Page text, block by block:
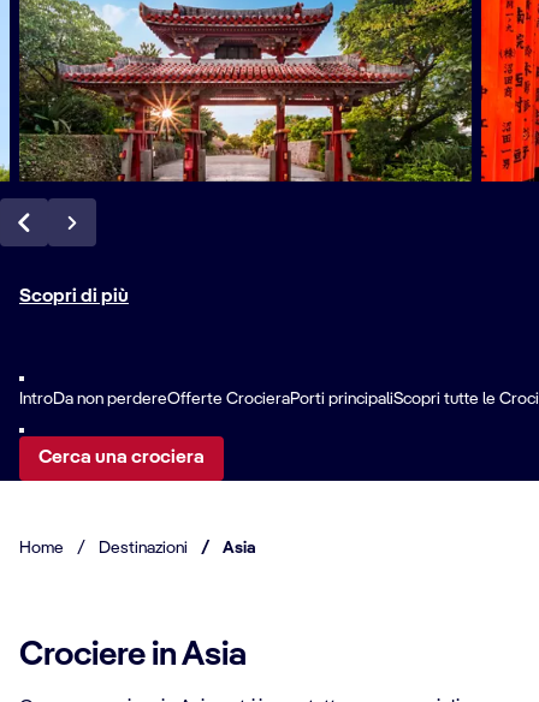
Scopri di più
IntroDa non perdereOfferte CrocieraPorti principaliScopri tutte le
Cerca una crociera
Home / Destinazioni / Asia
Crociere in Asia